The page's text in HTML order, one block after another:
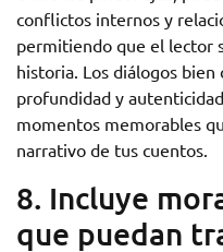
conflictos internos y
permitiendo que el lector
historia. Los diálogos
profundidad y
momentos memorables
narrativo de tus cuentos.
8. Incluye
que puedan